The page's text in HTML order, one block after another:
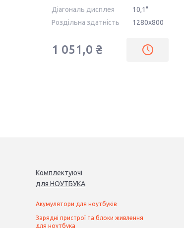
Діагональ дисплея
10,1"
Роздільна здатність
1280x800
1 051,0 ₴
Комплектуючі
для НОУТБУКА
Акумулятори для ноутбуків
Зарядні пристрої та блоки живлення
для ноутбука